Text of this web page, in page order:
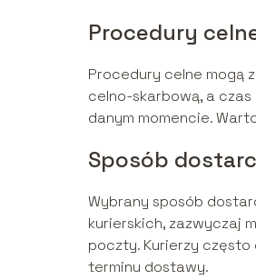
Procedury
Procedury celne mogą
celno-skarbową, a
danym momencie.
Sposób
Wybrany sposób
kurierskich, zazwyczaj
poczty. Kurierzy
terminu dostawy.